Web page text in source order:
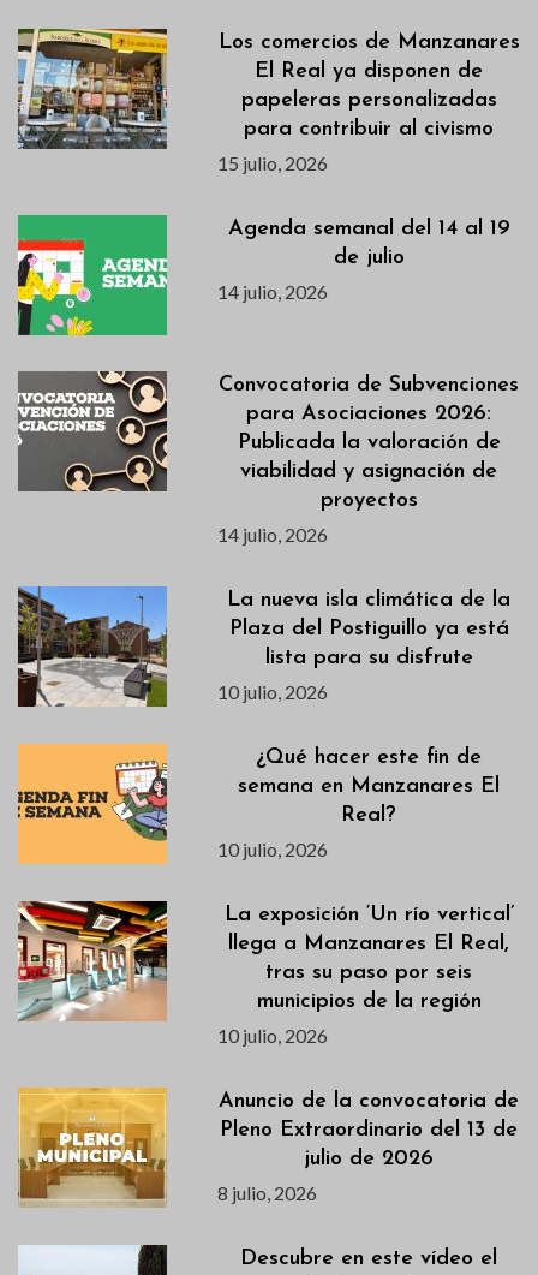
Los comercios de Manzanares
El Real ya disponen de
papeleras personalizadas
para contribuir al civismo
15 julio, 2026
Agenda semanal del 14 al 19
de julio
14 julio, 2026
Convocatoria de Subvenciones
para Asociaciones 2026:
Publicada la valoración de
viabilidad y asignación de
proyectos
14 julio, 2026
La nueva isla climática de la
Plaza del Postiguillo ya está
lista para su disfrute
10 julio, 2026
¿Qué hacer este fin de
semana en Manzanares El
Real?
10 julio, 2026
La exposición ‘Un río vertical’
llega a Manzanares El Real,
tras su paso por seis
municipios de la región
10 julio, 2026
Anuncio de la convocatoria de
Pleno Extraordinario del 13 de
julio de 2026
8 julio, 2026
Descubre en este vídeo el